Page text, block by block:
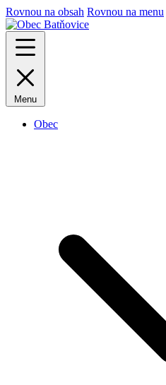
Rovnou na obsah Rovnou na menu
Menu
Obec